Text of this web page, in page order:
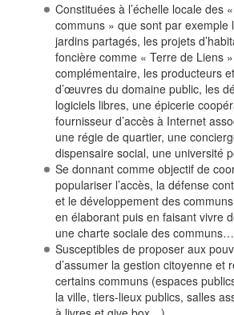
Constituées à l’échelle locale des
communs » que sont par exemple
jardins partagés, les projets
foncière comme « Terre de Liens
complémentaire, les producteurs
d’œuvres du domaine public, les
logiciels libres, une épicerie
fournisseur d’accès à Internet
une régie de quartier, une
dispensaire social, une université
Se donnant comme objectif de
populariser l’accès, la défense
et le développement des
en élaborant puis en faisant vivre
une charte sociale des communs…
Susceptibles de proposer aux
d’assumer la gestion citoyenne et
certains communs (espaces
la ville, tiers-lieux publics, salles